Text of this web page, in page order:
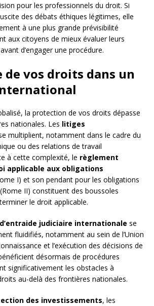
pour les professionnels du droit. Si
des débats éthiques légitimes, elle
à une plus grande prévisibilité
aux citoyens de mieux évaluer leurs
d’engager une procédure.
de vos droits dans un
la protection de vos droits dépasse
nationales. Les litiges
multiplient, notamment dans le cadre du
ou des relations de travail
à cette complexité, le règlement
applicable aux obligations
I) et son pendant pour les obligations
II) constituent des boussoles
le droit applicable.
judiciaire internationale se
fluidifiés, notamment au sein de l’Union
et l’exécution des décisions de
désormais de procédures
significativement les obstacles à
au-delà des frontières nationales.
des investissements, les